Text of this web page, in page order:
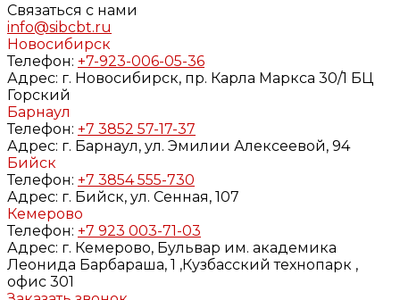
Связаться с нами
info@sibcbt.ru
Новосибирск
Телефон: +7-923-006-05-36
Адрес: г. Новосибирск, пр. Карла Маркса 30/1 БЦ
Горский
Барнаул
Телефон: +7 3852 57-17-37
Адрес: г. Барнаул, ул. Эмилии Алексеевой, 94
Бийск
Телефон: +7 3854 555-730
Адрес: г. Бийск, ул. Сенная, 107
Кемерово
Телефон: +7 923 003-71-03
Адрес: г. Кемерово, Бульвар им. академика
Леонида Барбараша, 1 ,Кузбасский технопарк ,
офис 301